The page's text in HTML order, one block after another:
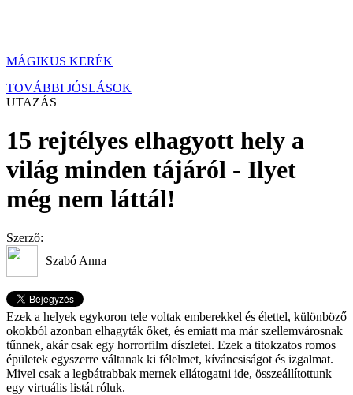
MÁGIKUS KERÉK
TOVÁBBI JÓSLÁSOK
UTAZÁS
15 rejtélyes elhagyott hely a
világ minden tájáról - Ilyet
még nem láttál!
Szerző:
Szabó Anna
Ezek a helyek egykoron tele voltak emberekkel és élettel, különböző
okokból azonban elhagyták őket, és emiatt ma már szellemvárosnak
tűnnek, akár csak egy horrorfilm díszletei. Ezek a titokzatos romos
épületek egyszerre váltanak ki félelmet, kíváncsiságot és izgalmat.
Mivel csak a legbátrabbak mernek ellátogatni ide, összeállítottunk
egy virtuális listát róluk.